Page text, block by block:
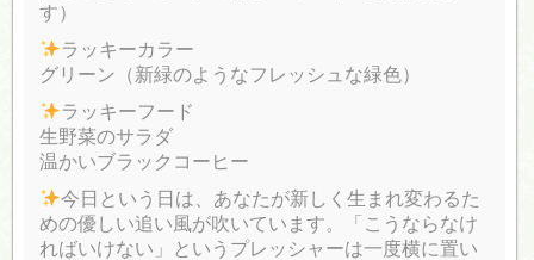
す）
ラッキーカラー
グリーン（新緑のようなフレッシュな緑色）
ラッキーフード
生野菜のサラダ
温かいブラックコーヒー
今日という日は、あなたが新しく生まれ変わるた
めの優しい追い風が吹いています。「こうならなけ
ればいけない」というプレッシャーは一度横に置い